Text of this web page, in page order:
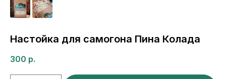
Настойка для самогона Пина Колада
300 р.